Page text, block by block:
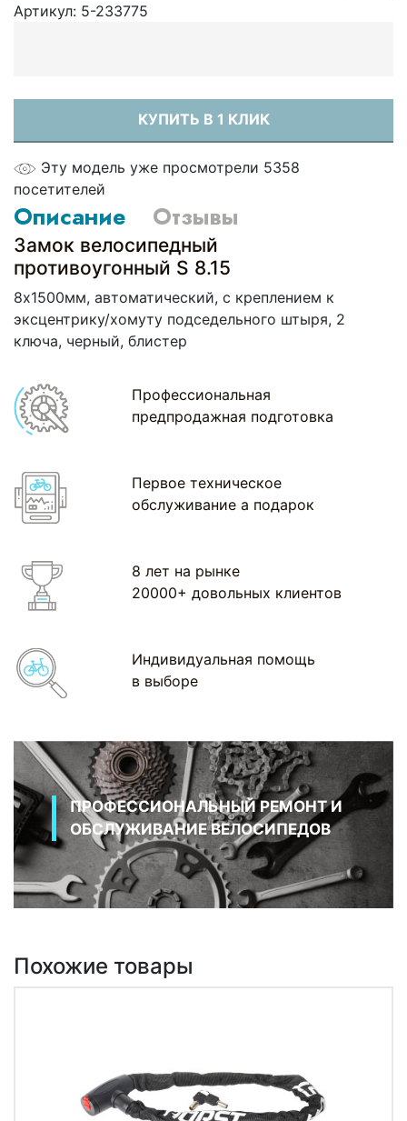
Артикул: 5-233775
КУПИТЬ В 1 КЛИК
Эту модель уже просмотрели 5358
посетителей
Описание Отзывы
Замок велосипедный
противоугонный S 8.15
8х1500мм, автоматический, с креплением к
эксцентрику/хомуту подседельного штыря, 2
ключа, черный, блистер
Профессиональная
предпродажная подготовка
Первое техническое
обслуживание а подарок
8 лет на рынке
20000+ довольных клиентов
Индивидуальная помощь
в выборе
ПРОФЕССИОНАЛЬНЫЙ РЕМОНТ И
ОБСЛУЖИВАНИЕ ВЕЛОСИПЕДОВ
Похожие товары